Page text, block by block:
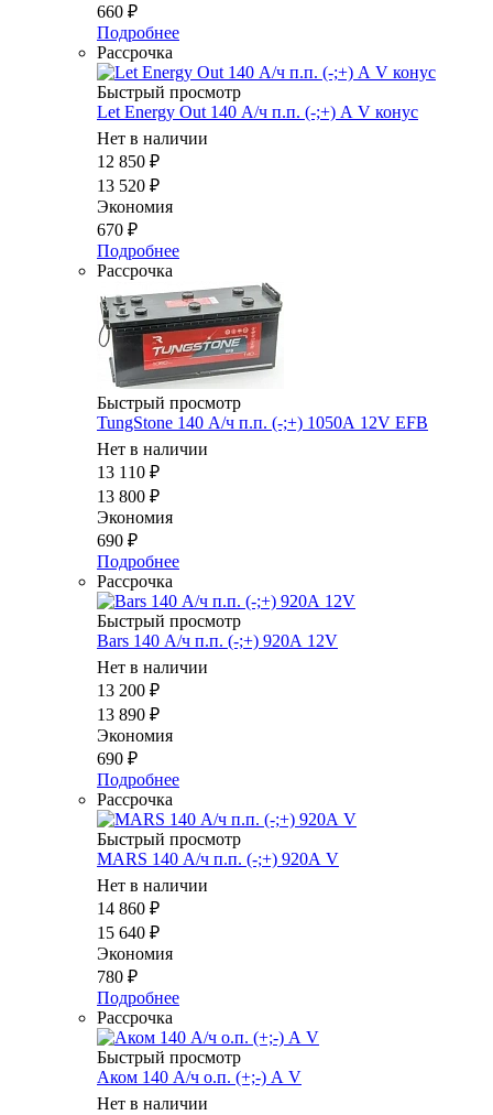
660 ₽
Подробнее
Рассрочка
Быстрый просмотр
Let Energy Out 140 А/ч п.п. (-;+) А V конус
Нет в наличии
12 850 ₽
13 520 ₽
Экономия
670 ₽
Подробнее
Рассрочка
Быстрый просмотр
TungStone 140 А/ч п.п. (-;+) 1050А 12V EFB
Нет в наличии
13 110 ₽
13 800 ₽
Экономия
690 ₽
Подробнее
Рассрочка
Быстрый просмотр
Bars 140 А/ч п.п. (-;+) 920А 12V
Нет в наличии
13 200 ₽
13 890 ₽
Экономия
690 ₽
Подробнее
Рассрочка
Быстрый просмотр
MARS 140 А/ч п.п. (-;+) 920А V
Нет в наличии
14 860 ₽
15 640 ₽
Экономия
780 ₽
Подробнее
Рассрочка
Быстрый просмотр
Аком 140 А/ч о.п. (+;-) А V
Нет в наличии